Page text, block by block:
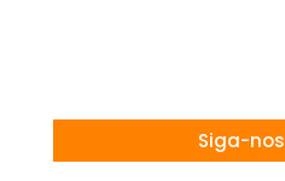
Siga-nos